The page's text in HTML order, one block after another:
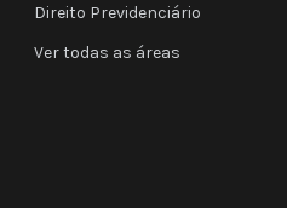
Direito Previdenciário
Ver todas as áreas